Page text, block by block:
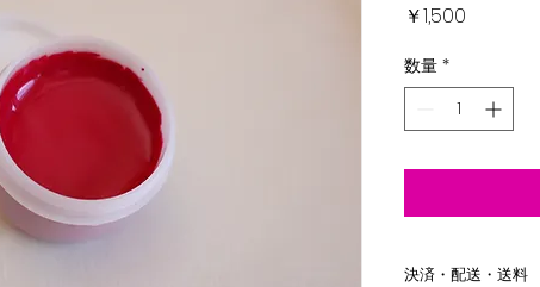
￥1,500
数量 *
決済・配送・送料